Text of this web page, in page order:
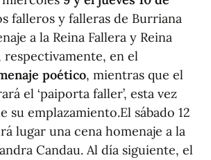
falleros y falleras de Burriana
a la Reina Fallera y Reina
respectivamente, en el
poético, mientras que el
el ‘paiporta faller’, esta vez
su emplazamiento.El sábado 12
lugar una cena homenaje a la
Candau. Al día siguiente, el